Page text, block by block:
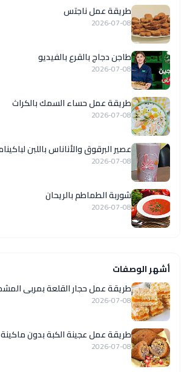
طريقة عمل ناجتس
2026-07-08
طاجن دجاج بالقرع بالفيديو
2026-07-08
طريقة عمل حساء السمك بالكراث
2026-07-08
عصير البرقوق والأناناس باللبن
2026-07-08
شوربة الطماطم بالريحان
2026-07-08
أشهر الوصفات
طريقة عمل حجار القلعة بمربى
2026-07-08
طريقة عمل عجينة الكبة بدون ماكينة
2026-07-08